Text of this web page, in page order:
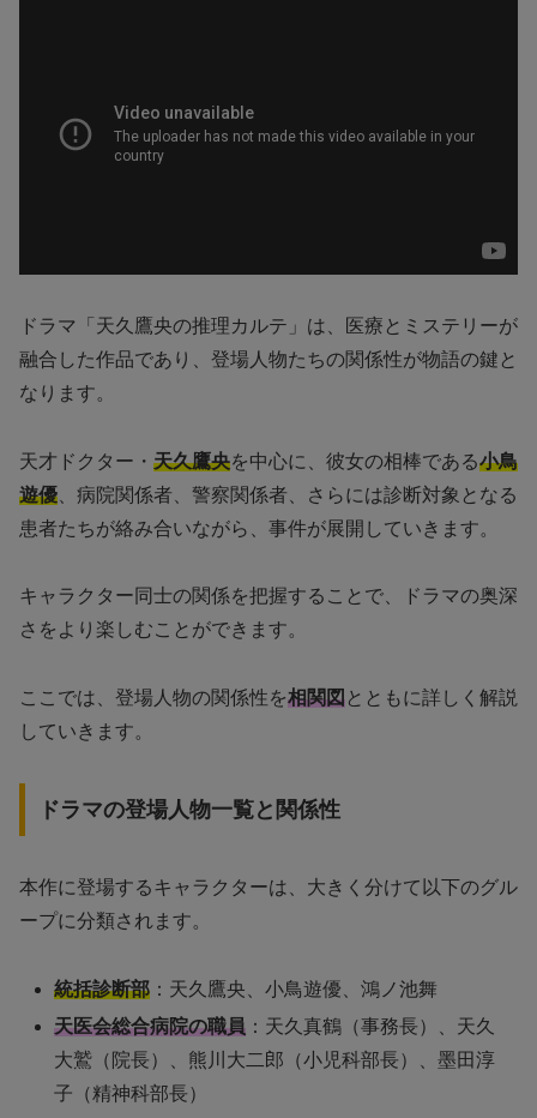
ドラマ「天久鷹央の推理カルテ」は、医療とミステリーが
融合した作品であり、登場人物たちの関係性が物語の鍵と
なります。
天才ドクター・ 天久鷹央を中心に、彼女の相棒である小鳥
遊優 、病院関係者、警察関係者、さらには診断対象となる
患者たちが絡み合いながら、事件が展開していきます。
キャラクター同士の関係を把握することで、ドラマの奥深
さをより楽しむことができます。
ここでは、登場人物の関係性を相関図とともに詳しく解説
していきます。
ドラマの登場人物一覧と関係性
本作に登場するキャラクターは、大きく分けて以下のグル
ープに分類されます。
統括診断部 ：天久鷹央、小鳥遊優、鴻ノ池舞
天医会総合病院の職員 ：天久真鶴（事務長）、天久
大鷲（院長）、熊川大二郎（小児科部長）、墨田淳
子（精神科部長）